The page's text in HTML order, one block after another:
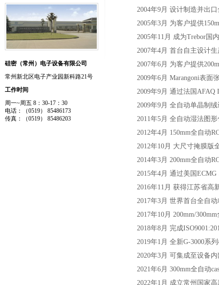
硅密（常州）电子设备有限公司
常州新北区电子产业园新科路21号
工作时间
周一~周五 8：30-17：30
电话：（0519） 85486173
传真：（0519） 85486203
2004年9月 设计制造并出口
2005年3月 为客户提供
2005年11月 成为
2007年4月 首台自主设计
2007年6月 为客户提供
2009年6月 Marangoni表面
2009年9月 通过法国AFAQ
2009年9月 全自动单晶制
2011年5月 全自动湿法图
2012年4月 150mm全自动
2012年10月 大尺寸
2014年3月 200mm全自动
2015年4月 通过美国
2016年11月 获得江
2017年3月 世界首台全自
2017年10月
2018年8月 完成
2019年1月 全新G-3000系
2020年3月 可集成至设备
2021年6月 300mm全自动
2022年1月 成立常州国家